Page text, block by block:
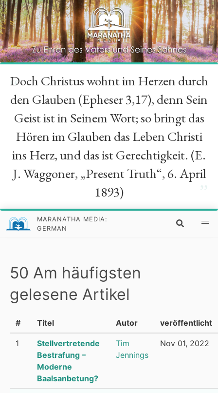
“
Doch Christus wohnt im Herzen durch
den Glauben (Epheser 3,17), denn Sein
Geist ist in Seinem Wort; so bringt das
Hören im Glauben das Leben Christi
ins Herz, und das ist Gerechtigkeit. (E.
J. Waggoner, „Present Truth“, 6. April
1893)
MARANATHA MEDIA:
GERMAN
50 Am häufigsten
gelesene Artikel
# Titel Autor veröffentlicht
1
Stellvertretende
Bestrafung –
Moderne
Baalsanbetung?
Tim
Jennings
Nov 01, 2022